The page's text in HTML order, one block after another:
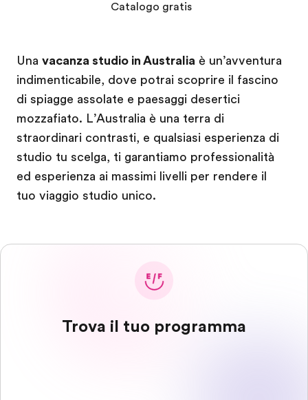
Una vacanza studio in Australia è un’avventura
indimenticabile, dove potrai scoprire il fascino
di spiagge assolate e paesaggi desertici
mozzafiato. L’Australia è una terra di
straordinari contrasti, e qualsiasi esperienza di
studio tu scelga, ti garantiamo professionalità
ed esperienza ai massimi livelli per rendere il
tuo viaggio studio unico.
Catalogo gratis
Trova il tuo programma